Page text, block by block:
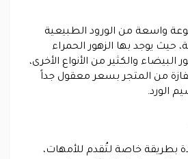
واسعة من الورود الطبيعية
حيث يوجد بها الزهور الحمراء
البيضاء والكثير من الأنواع الأخرى،
من المتجر بسعر معقول جداً
الورد.
بطريقة خاصة لتُقدم للأمهات،